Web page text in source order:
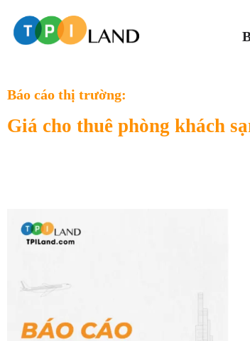
Báo cáo thị trường:
Giá cho thuê phòng khách